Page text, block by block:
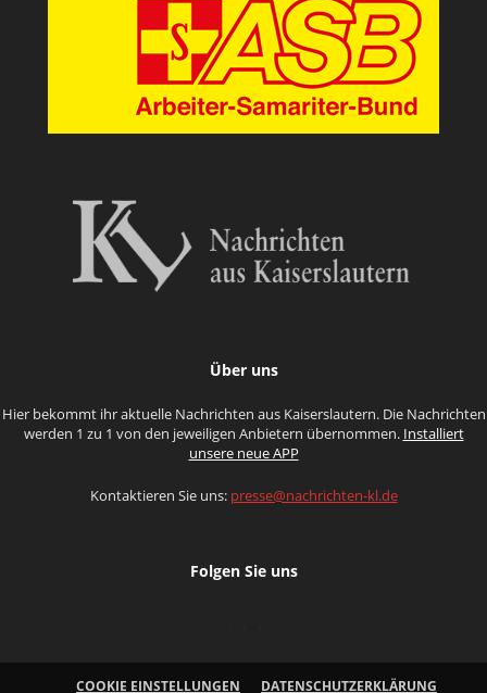
Über uns
Hier bekommt ihr aktuelle Nachrichten aus Kaiserslautern. Die Nachrichten
werden 1 zu 1 von den jeweiligen Anbietern übernommen. Installiert
unsere neue APP
Kontaktieren Sie uns: presse@nachrichten-kl.de
Folgen Sie uns
COOKIE EINSTELLUNGEN DATENSCHUTZERKLÄRUNG